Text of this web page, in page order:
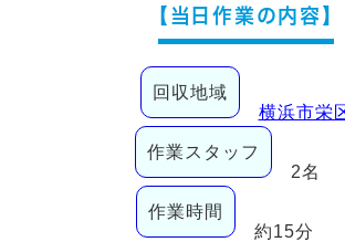
【当日作業の内容】
回収地域
横浜市栄
作業スタッフ
2
作業時間
約15